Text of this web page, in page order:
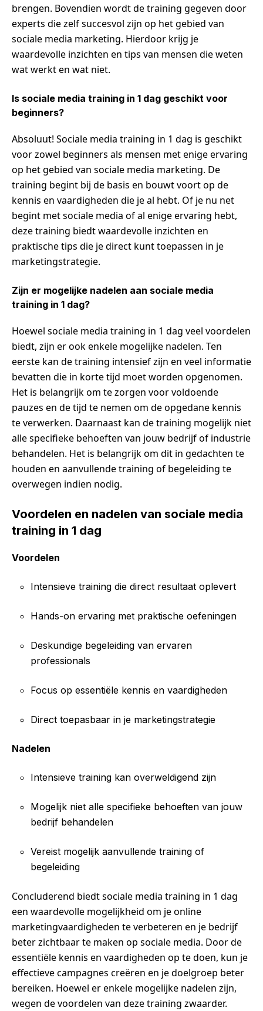
brengen. Bovendien wordt de training gegeven door
experts die zelf succesvol zijn op het gebied van
sociale media marketing. Hierdoor krijg je
waardevolle inzichten en tips van mensen die weten
wat werkt en wat niet.
Is sociale media training in 1 dag geschikt voor
beginners?
Absoluut! Sociale media training in 1 dag is geschikt
voor zowel beginners als mensen met enige ervaring
op het gebied van sociale media marketing. De
training begint bij de basis en bouwt voort op de
kennis en vaardigheden die je al hebt. Of je nu net
begint met sociale media of al enige ervaring hebt,
deze training biedt waardevolle inzichten en
praktische tips die je direct kunt toepassen in je
marketingstrategie.
Zijn er mogelijke nadelen aan sociale media
training in 1 dag?
Hoewel sociale media training in 1 dag veel voordelen
biedt, zijn er ook enkele mogelijke nadelen. Ten
eerste kan de training intensief zijn en veel informatie
bevatten die in korte tijd moet worden opgenomen.
Het is belangrijk om te zorgen voor voldoende
pauzes en de tijd te nemen om de opgedane kennis
te verwerken. Daarnaast kan de training mogelijk niet
alle specifieke behoeften van jouw bedrijf of industrie
behandelen. Het is belangrijk om dit in gedachten te
houden en aanvullende training of begeleiding te
overwegen indien nodig.
Voordelen en nadelen van sociale media
training in 1 dag
Voordelen
Intensieve training die direct resultaat oplevert
Hands-on ervaring met praktische oefeningen
Deskundige begeleiding van ervaren
professionals
Focus op essentiële kennis en vaardigheden
Direct toepasbaar in je marketingstrategie
Nadelen
Intensieve training kan overweldigend zijn
Mogelijk niet alle specifieke behoeften van jouw
bedrijf behandelen
Vereist mogelijk aanvullende training of
begeleiding
Concluderend biedt sociale media training in 1 dag
een waardevolle mogelijkheid om je online
marketingvaardigheden te verbeteren en je bedrijf
beter zichtbaar te maken op sociale media. Door de
essentiële kennis en vaardigheden op te doen, kun je
effectieve campagnes creëren en je doelgroep beter
bereiken. Hoewel er enkele mogelijke nadelen zijn,
wegen de voordelen van deze training zwaarder.